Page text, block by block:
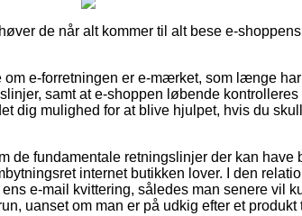
de når alt kommer til alt bese e-
e-forretningen er e-mærket, som længe
samt at e-shoppen løbende
dig mulighed for at blive hjulpet, hvis du
de fundamentale retningslinjer der kan have
internet butikken lover. I den
e-mail kvittering, således man senere vil
uanset om man er på udkig efter et produkt